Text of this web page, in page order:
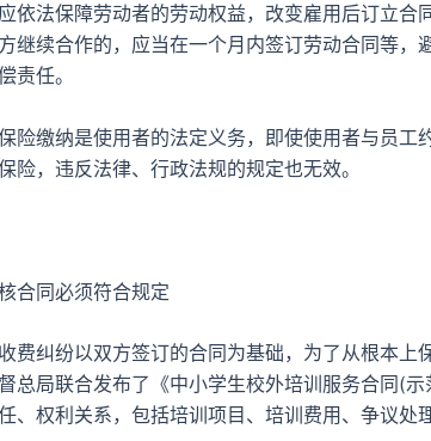
法保障劳动者的劳动权益，改变雇用后订立合
继续合作的，应当在一个月内签订劳动合同等，
责任。
缴纳是使用者的法定义务，即使使用者与员工
险，违反法律、行政法规的规定也无效。
同必须符合规定
纠纷以双方签订的合同为基础，为了从根本上
总局联合发布了《中小学生校外培训服务合同(
、权利关系，包括培训项目、培训费用、争议处